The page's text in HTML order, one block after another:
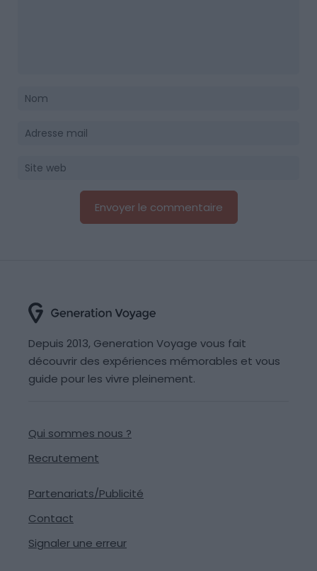
Depuis 2013, Generation Voyage vous fait
découvrir des expériences mémorables et vous
guide pour les vivre pleinement.
Qui sommes nous ?
Recrutement
Partenariats/Publicité
Contact
Signaler une erreur